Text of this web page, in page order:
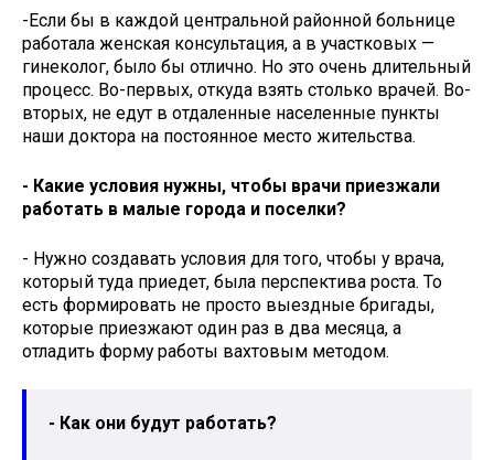
-Если бы в каждой центральной районной больнице
работала женская консультация, а в участковых —
гинеколог, было бы отлично. Но это очень длительный
процесс. Во-первых, откуда взять столько врачей. Во-
вторых, не едут в отдаленные населенные пункты
наши доктора на постоянное место жительства.
- Какие условия нужны, чтобы врачи приезжали
работать в малые города и поселки?
- Нужно создавать условия для того, чтобы у врача,
который туда приедет, была перспектива роста. То
есть формировать не просто выездные бригады,
которые приезжают один раз в два месяца, а
отладить форму работы вахтовым методом.
- Как они будут работать?